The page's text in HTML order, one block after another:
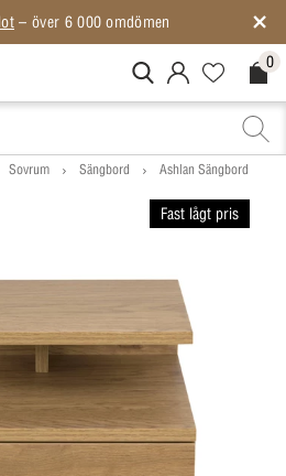
MitIlva.Login 0
Sovrum Sängbord Ashlan Sängbord
Fast lågt pris